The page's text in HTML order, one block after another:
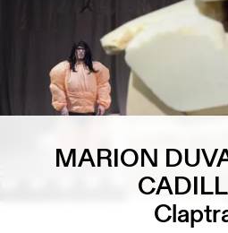
Medias
Publications
About
ENMARION